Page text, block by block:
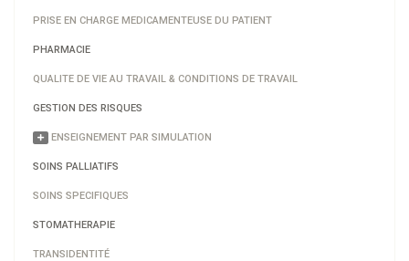
PRISE EN CHARGE MEDICAMENTEUSE DU PATIENT
PHARMACIE
QUALITE DE VIE AU TRAVAIL & CONDITIONS DE TRAVAIL
GESTION DES RISQUES
ENSEIGNEMENT PAR SIMULATION
SOINS PALLIATIFS
SOINS SPECIFIQUES
STOMATHERAPIE
TRANSIDENTITÉ